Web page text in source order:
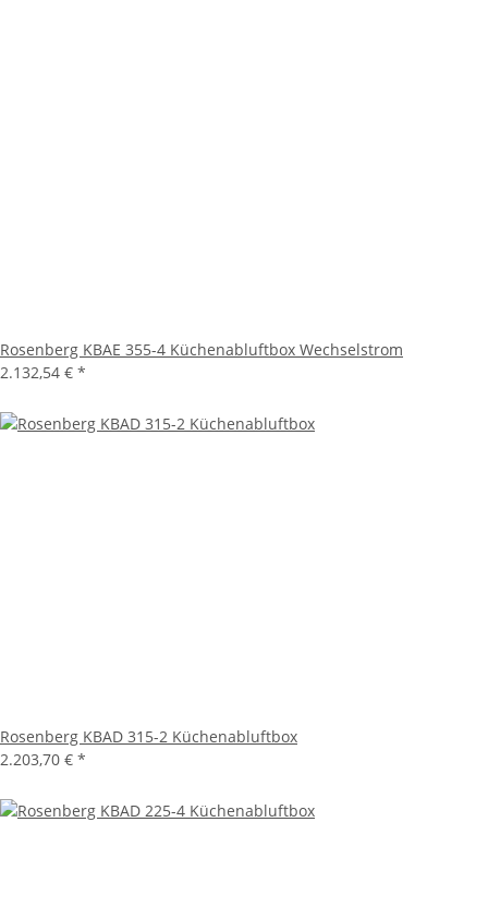
Rosenberg KBAE 355-4 Küchenabluftbox Wechselstrom
2.132,54 € *
Rosenberg KBAD 315-2 Küchenabluftbox
2.203,70 € *